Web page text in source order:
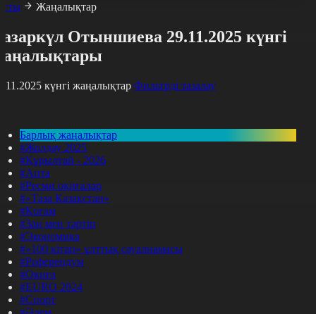
Жаңалықтар
Отыншиева 29.11.2025 күнгі
күнгі жаңалықтар Фильтрді тазалау
Барлық жаңалықтар
#Жолдау 2025
#Құрылтай - 2026
#Апта
#Ресми оқиғалар
#«Таза Қазақстан»
#Қоғам
#Заң мен тәртіп
#Экономика
#«100 кітап» ұлттық сауалнамасы
#Референдум
#Оқиға
#EURO 2024
#Спорт